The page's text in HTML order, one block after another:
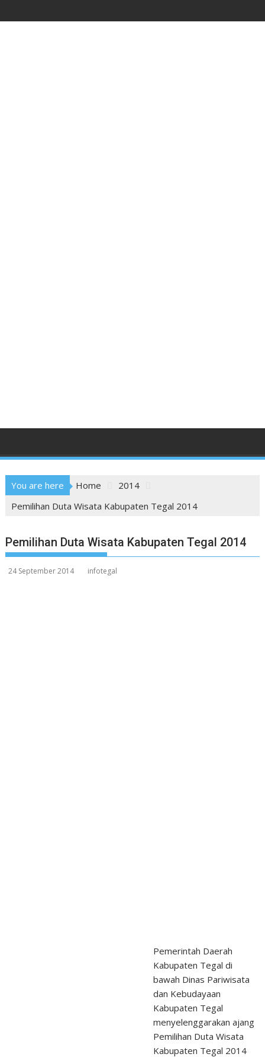
to
You are here Home
2014
Pemilihan Duta Wisata Kabupaten Tegal 2014
Pemilihan Duta Wisata Kabupaten Tegal 2014
24 September 2014 infotegal
Pemerintah Daerah
Kabupaten Tegal di
bawah Dinas Pariwisata
dan Kebudayaan
Kabupaten Tegal
menyelenggarakan ajang
Pemilihan Duta Wisata
Kabupaten Tegal 2014